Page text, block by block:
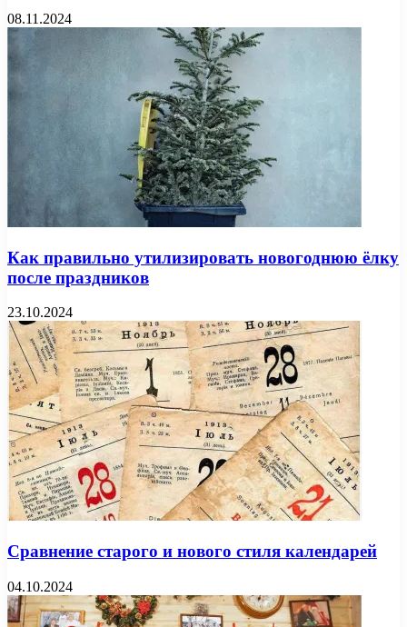
08.11.2024
Как правильно утилизировать новогоднюю ёлку
после праздников
23.10.2024
Сравнение старого и нового стиля календарей
04.10.2024